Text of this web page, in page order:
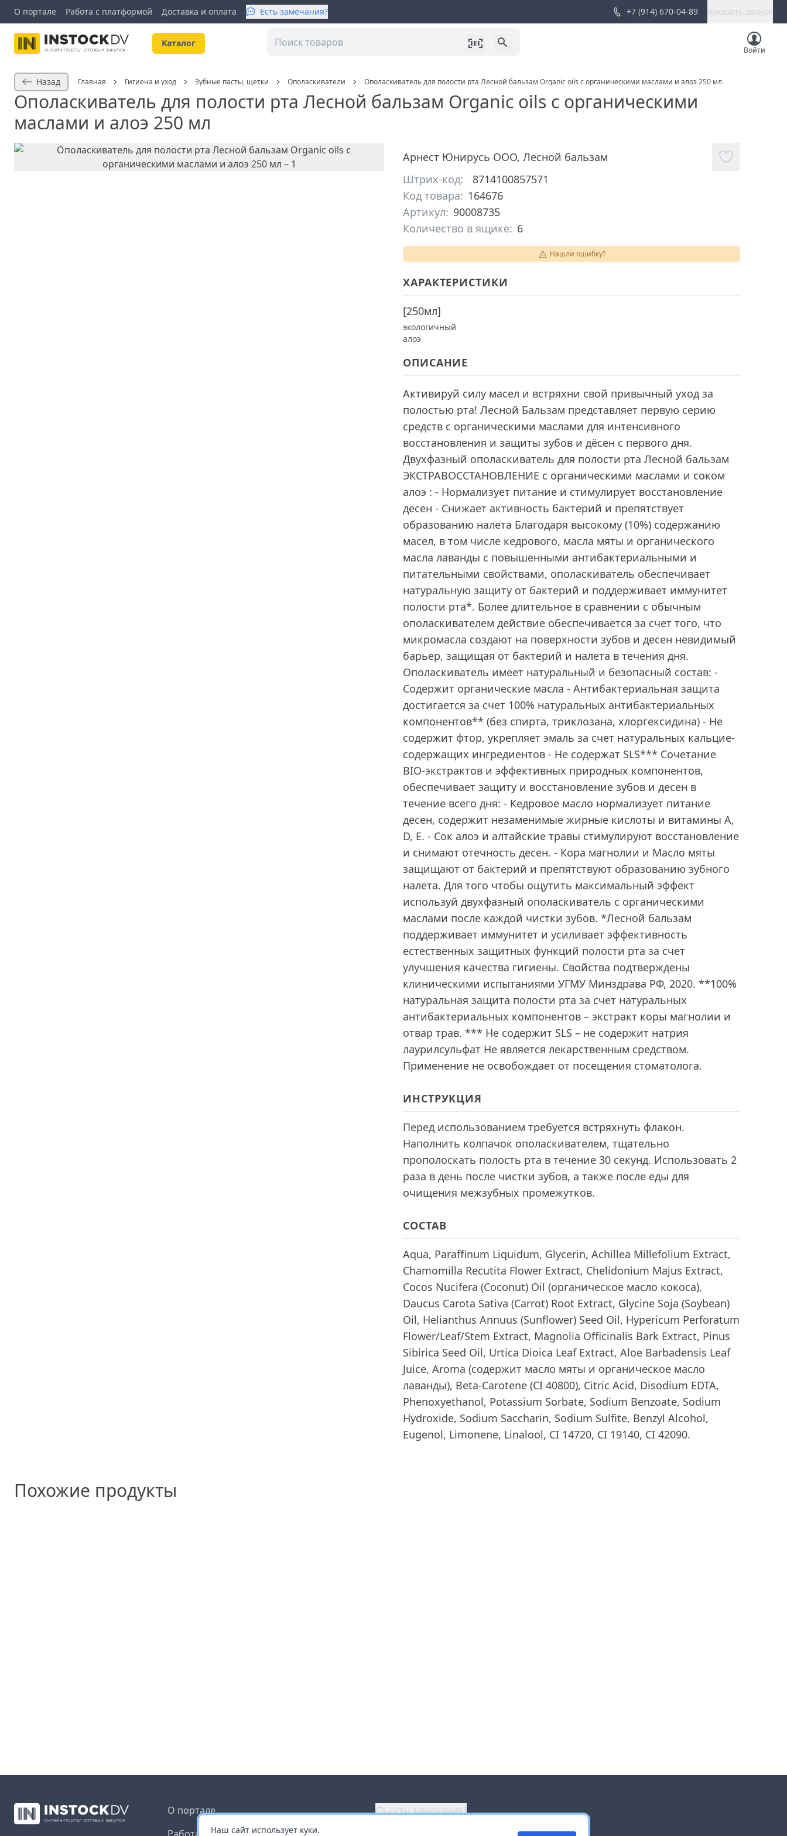
О портале Работа с платформой Доставка и оплата Есть замечания? +7 (914) 670-04-89 Заказать звонок
Kаталог
Войти
Назад Главная Гигиена и уход Зубные пасты, щетки Ополаскиватели Ополаскиватель для полости рта Лесной бальзам Organic oils с органическими маслами и алоэ 250 мл
Ополаскиватель для полости рта Лесной бальзам Organic oils с органическими
маслами и алоэ 250 мл
Арнест Юнирусь ООО, Лесной бальзам
Штрих-код:
8714100857571
Код товара: 164676
Артикул: 90008735
Количество в ящике: 6
Нашли ошибку?
ХАРАКТЕРИСТИКИ
[250мл]
экологичный
алоэ
ОПИСАНИЕ
Активируй силу масел и встряхни свой привычный уход за
полостью рта! Лесной Бальзам представляет первую серию
средств с органическими маслами для интенсивного
восстановления и защиты зубов и дёсен с первого дня.
Двухфазный ополаскиватель для полости рта Лесной бальзам
ЭКСТРАВОССТАНОВЛЕНИЕ с органическими маслами и соком
алоэ : - Нормализует питание и стимулирует восстановление
десен - Снижает активность бактерий и препятствует
образованию налета Благодаря высокому (10%) содержанию
масел, в том числе кедрового, масла мяты и органического
масла лаванды с повышенными антибактериальными и
питательными свойствами, ополаскиватель обеспечивает
натуральную защиту от бактерий и поддерживает иммунитет
полости рта*. Более длительное в сравнении с обычным
ополаскивателем действие обеспечивается за счет того, что
микромасла создают на поверхности зубов и десен невидимый
барьер, защищая от бактерий и налета в течения дня.
Ополаскиватель имеет натуральный и безопасный состав: -
Содержит органические масла - Антибактериальная защита
достигается за счет 100% натуральных антибактериальных
компонентов** (без спирта, триклозана, хлоргексидина) - Не
содержит фтор, укрепляет эмаль за счет натуральных кальцие-
содержащих ингредиентов - Не содержат SLS*** Сочетание
BIO-экстрактов и эффективных природных компонентов,
обеспечивает защиту и восстановление зубов и десен в
течение всего дня: - Кедровое масло нормализует питание
десен, содержит незаменимые жирные кислоты и витамины A,
D, E. - Сок алоэ и алтайские травы стимулируют восстановление
и снимают отечность десен. - Кора магнолии и Масло мяты
защищают от бактерий и препятствуют образованию зубного
налета. Для того чтобы ощутить максимальный эффект
используй двухфазный ополаскиватель с органическими
маслами после каждой чистки зубов. *Лесной бальзам
поддерживает иммунитет и усиливает эффективность
естественных защитных функций полости рта за счет
улучшения качества гигиены. Свойства подтверждены
клиническими испытаниями УГМУ Минздрава РФ, 2020. **100%
натуральная защита полости рта за счет натуральных
антибактериальных компонентов – экстракт коры магнолии и
отвар трав. *** Не содержит SLS – не содержит натрия
лаурилсульфат Не является лекарственным средством.
Применение не освобождает от посещения стоматолога.
ИНСТРУКЦИЯ
Перед использованием требуется встряхнуть флакон.
Наполнить колпачок ополаскивателем, тщательно
прополоскать полость рта в течение 30 секунд. Использовать 2
раза в день после чистки зубов, а также после еды для
очищения межзубных промежутков.
СОСТАВ
Aqua, Paraffinum Liquidum, Glycerin, Achillea Millefolium Extract,
Chamomilla Recutita Flower Extract, Chelidonium Majus Extract,
Cocos Nucifera (Coconut) Oil (органическое масло кокоса),
Daucus Carota Sativa (Carrot) Root Extract, Glycine Soja (Soybean)
Oil, Helianthus Annuus (Sunflower) Seed Oil, Hypericum Perforatum
Flower/Leaf/Stem Extract, Magnolia Officinalis Bark Extract, Pinus
Sibirica Seed Oil, Urtica Dioica Leaf Extract, Aloe Barbadensis Leaf
Juice, Aroma (содержит масло мяты и органическое масло
лаванды), Beta-Carotene (CI 40800), Citric Acid, Disodium EDTA,
Phenoxyethanol, Potassium Sorbate, Sodium Benzoate, Sodium
Hydroxide, Sodium Saccharin, Sodium Sulfite, Benzyl Alcohol,
Eugenol, Limonene, Linalool, CI 14720, CI 19140, CI 42090.
Похожие продукты
Наш сайт использует куки.
О портале
Есть замечания?